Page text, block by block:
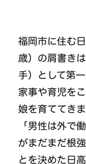
福岡市に住む
歳）の肩書き
手）として第
家事や育児を
娘を育ててきま
「男性は外で
がまだまだ根
とを決めた日